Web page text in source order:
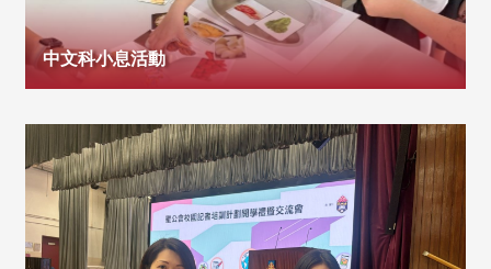
中文科小息活動